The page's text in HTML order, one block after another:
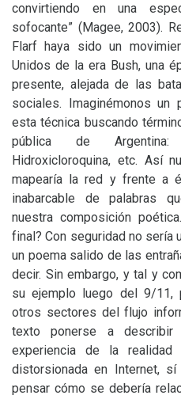
convirtiendo en una
sofocante” (Magee, 2003).
Flarf haya sido un
Unidos de la era Bush, una
presente, alejada de las
sociales. Imaginémonos
esta técnica buscando
pública de Argentina:
Hidroxicloroquina, etc. Así
mapearía la red y frente a
inabarcable de palabras
nuestra composición
final? Con seguridad no sería
un poema salido de las
decir. Sin embargo, y tal y
su ejemplo luego del 9/11,
otros sectores del flujo
texto ponerse a
experiencia de la
distorsionada en Internet,
pensar cómo se debería